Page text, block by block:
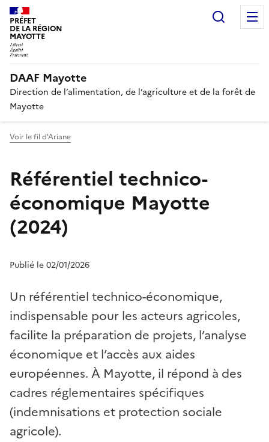
PRÉFET
DE LA RÉGION
MAYOTTE
DAAF Mayotte
Direction de l’alimentation, de l’agriculture et de la forêt de
Mayotte
Voir le fil d'Ariane
Référentiel technico-
économique Mayotte
(2024)
Publié le 02/01/2026
Un référentiel technico-économique,
indispensable pour les acteurs agricoles,
facilite la préparation de projets, l’analyse
économique et l’accès aux aides
européennes. À Mayotte, il répond à des
cadres réglementaires spécifiques
(indemnisations et protection sociale
agricole).